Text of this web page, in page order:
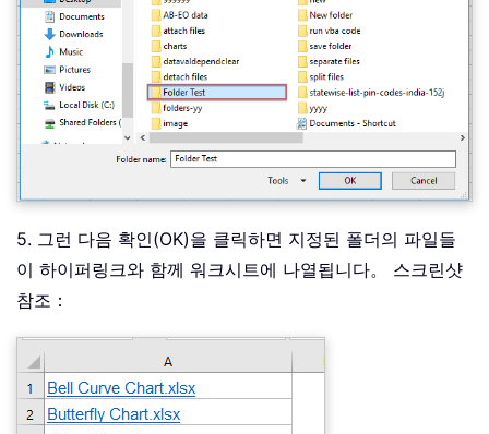
5. 그런 다음 확인(OK)을 클릭하면 지정된 폴더의 파일들
이 하이퍼링크와 함께 워크시트에 나열됩니다。 스크린샷
참조：